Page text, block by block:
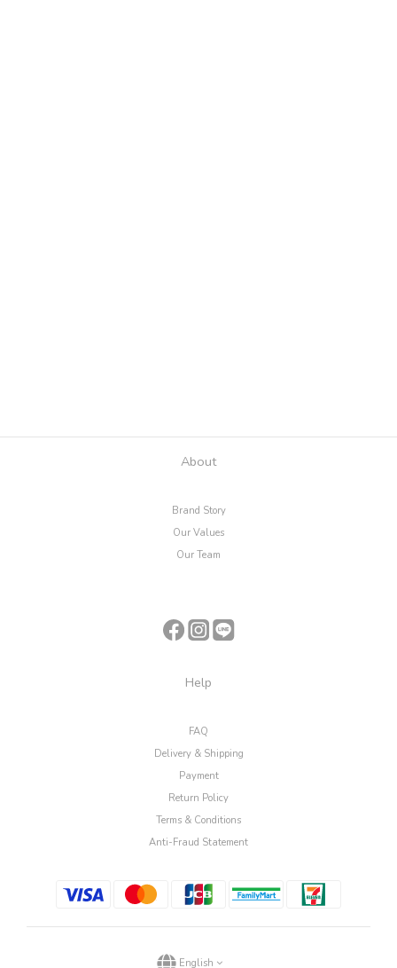
About
Brand Story
Our Values
Our Team
Help
FAQ
Delivery & Shipping
Payment
Return Policy
Terms & Conditions
Anti-Fraud Statement
English